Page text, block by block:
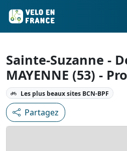
Sainte-Suzanne -
MAYENNE (53) -
Les plus beaux sites BCN-BPF
Partagez